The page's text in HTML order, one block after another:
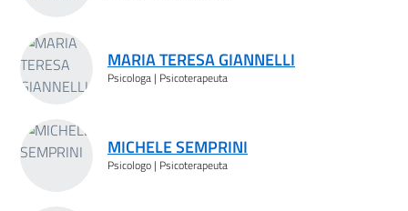
MARIA TERESA GIANNELLI
Psicologa | Psicoterapeuta
MICHELE SEMPRINI
Psicologo | Psicoterapeuta